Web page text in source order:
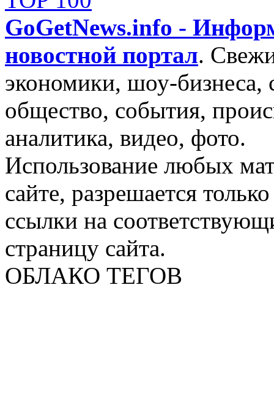
GoGetNews.info -
новостной портал.
экономики, шоу-бизнеса,
общество, события,
аналитика, видео, фото.
Использование любых
сайте, разрешается
ссылки на
страницу сайта.
ОБЛАКО ТЕГОВ